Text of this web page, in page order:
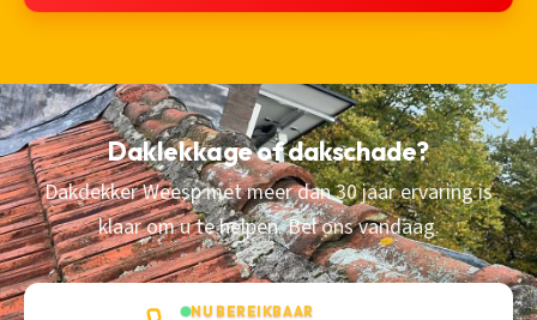
Daklekkage of dakschade?
Dakdekker Weesp met meer dan 30 jaar ervaring is
klaar om u te helpen. Bel ons vandaag.
NU BEREIKBAAR